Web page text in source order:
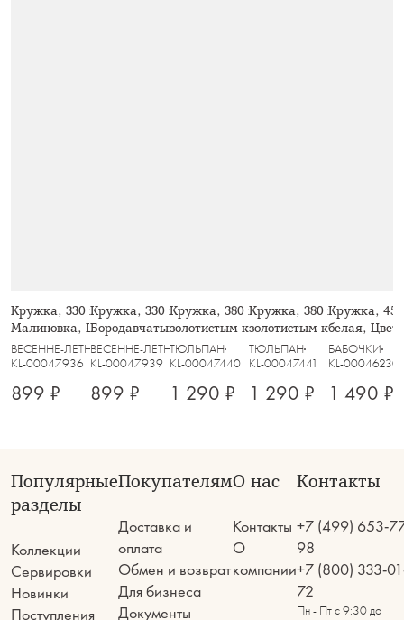
Кружка, 330 мл, фарфор F, белая,
Малиновка, Lyric
ВЕСЕННЕ-ЛЕТНЯЯ
KL-00047936
899 ₽
Кружка, 330 мл, фарфор F, белая,
Бородавчатый медосос, Lyric
ВЕСЕННЕ-ЛЕТНЯЯ
KL-00047939
899 ₽
Кружка, 380 мл, фарфор F, белая, с
золотистым кантом, Тюльпаны,
Giardino
ТЮЛЬПАН
KL-00047440
1 290 ₽
Кружка, 380 мл, фарфор
золотистым кантом,
Giardino
ТЮЛЬПАН
KL-00047441
1 290 ₽
Кружка,
белая,
БАБОЧКИ
KL-00046230
1 490 ₽
Популярные
разделы
Коллекции
Сервировки
Новинки
Поступления
Покупателям
Доставка и
оплата
Обмен и возврат
Для бизнеса
Документы
О нас
Контакты
О
компании
Контакты
+7 (499) 653-
98
+7 (800) 333-
72
Пн - Пт с 9:30 до